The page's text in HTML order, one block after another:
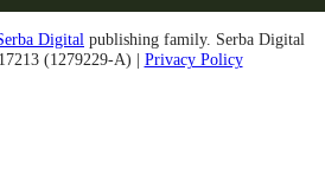
Digital publishing family. Serba Digital
(1279229-A) | Privacy Policy